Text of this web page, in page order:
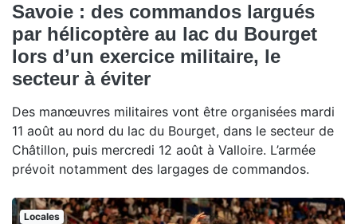
Savoie : des commandos largués
par hélicoptère au lac du Bourget
lors d’un exercice militaire, le
secteur à éviter
Des manœuvres militaires vont être organisées mardi
11 août au nord du lac du Bourget, dans le secteur de
Châtillon, puis mercredi 12 août à Valloire. L’armée
prévoit notamment des largages de commandos.
Locales